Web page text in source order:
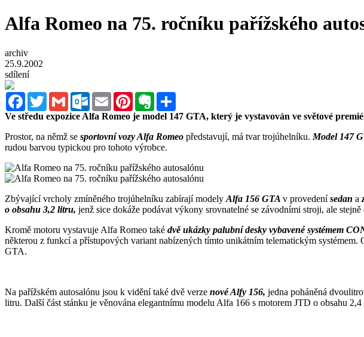
Alfa Romeo na 75. ročníku pařížského
archiv
25.9.2002
sdílení
FacebookTwitterGmail Outlook.com
Email PinterestEvernote
Ve středu expozice Alfa Romeo je model 147 GTA, který je vystavován ve světové
Prostor, na němž se sportovní vozy Alfa Romeo představují, má tvar trojúhelníku. Model 147
rudou barvou typickou pro tohoto výrobce.
Zbývající vrcholy zmíněného trojúhelníku zabírají modely Alfa 156 GTA v provedenísedan a
o obsahu 3,2 litru, jenž sice dokáže podávat výkony srovnatelné se závodními stroji, ale
Kromě motoru vystavuje Alfa Romeo také dvě ukázky palubní desky vybavené systémem
některou z funkcí a přístupových variant nabízených tímto unikátním telematickým
GTA.
Na pařížském autosalónu jsou k vidění také dvě verze nové Alfy 156, jedna poháněná
litru. Další část stánku je věnována elegantnímu modelu Alfa 166 s motorem JTD o obsahu